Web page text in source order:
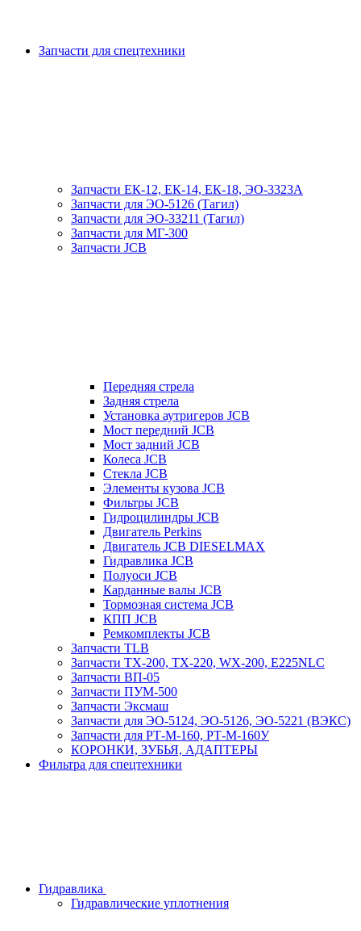
Запчасти для спецтехники
Запчасти ЕК-12, ЕК-14, ЕК-18, ЭО-3323А
Запчасти для ЭО-5126 (Тагил)
Запчасти для ЭО-33211 (Тагил)
Запчасти для МГ-300
Запчасти JCB
Передняя стрела
Задняя стрела
Установка аутригеров JCB
Мост передний JCB
Мост задний JCB
Колеса JCB
Стекла JCB
Элементы кузова JCB
Фильтры JCB
Гидроцилиндры JCB
Двигатель Perkins
Двигатель JCB DIESELMAX
Гидравлика JCB
Полуоси JCB
Карданные валы JCB
Тормозная система JCB
КПП JCB
Ремкомплекты JCB
Запчасти TLB
Запчасти TX-200, TX-220, WX-200, E225NLC
Запчасти ВП-05
Запчасти ПУМ-500
Запчасти Эксмаш
Запчасти для ЭО-5124, ЭО-5126, ЭО-5221 (ВЭКС)
Запчасти для РТ-М-160, РТ-М-160У
КОРОНКИ, ЗУБЬЯ, АДАПТЕРЫ
Фильтра для спецтехники
Гидравлика
Гидравлические уплотнения